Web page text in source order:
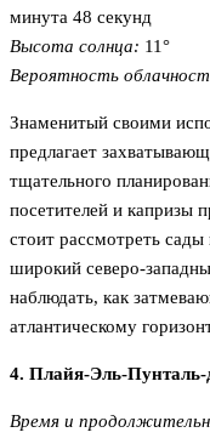
минута 48 секунд
Высота солнца: 11°
Вероятность
Знаменитый своими
предлагает
тщательного
посетителей и капризы
стоит рассмотреть
широкий северо-
наблюдать, как
атлантическому
4. Плайя-Эль-
Время и